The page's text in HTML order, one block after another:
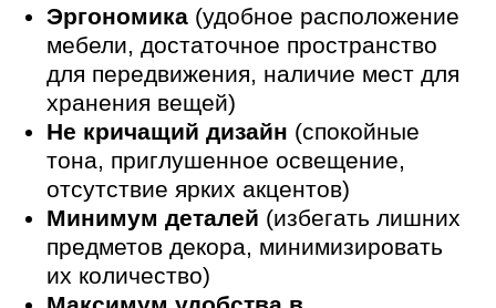
развлечений) с помощью перегородок,
мебели или освещения.
Обеспечить свободное перемещение
по общественным пространствам для
всех посетителей, включая
маломобильных граждан.
Использовать элементы дизайна,
которые создают комфортную и
гостеприимную атмосферу (мягкая
музыка, ароматы).